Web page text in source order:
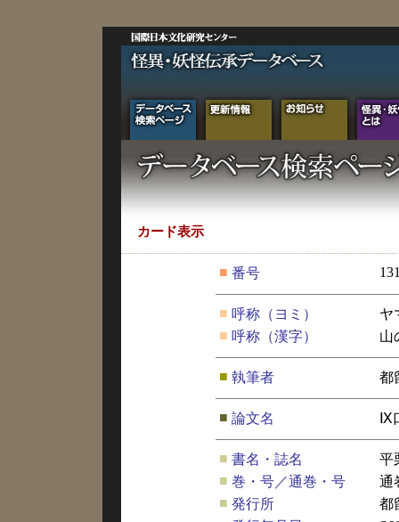
カード表示
■ 番号
■ 呼称（ヨミ）
ヤ
■ 呼称（漢字） 山
■ 執筆者 都
■ 論文名 Ⅸ
■ 書名・誌名
平
■ 巻・号／通巻・号
通
■ 発行所
都